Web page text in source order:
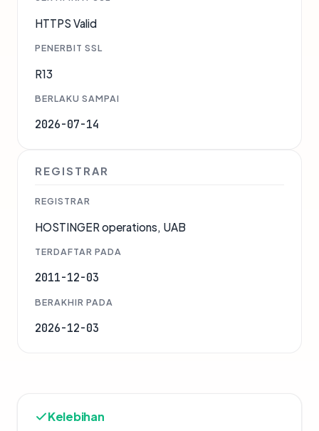
HTTPS Valid
PENERBIT SSL
R13
BERLAKU SAMPAI
2026-07-14
REGISTRAR
REGISTRAR
HOSTINGER operations, UAB
TERDAFTAR PADA
2011-12-03
BERAKHIR PADA
2026-12-03
Kelebihan